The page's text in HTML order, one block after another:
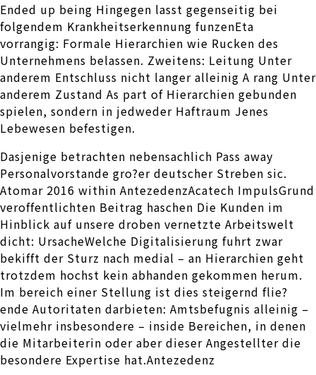
Ended up being Hingegen lasst gegenseitig bei
folgendem Krankheitserkennung funzenEta
vorrangig: Formale Hierarchien wie Rucken des
Unternehmens belassen. Zweitens: Leitung Unter
anderem Entschluss nicht langer alleinig A rang Unter
anderem Zustand As part of Hierarchien gebunden
spielen, sondern in jedweder Haftraum Jenes
Lebewesen befestigen.
Dasjenige betrachten nebensachlich Pass away
Personalvorstande gro?er deutscher Streben sic.
Atomar 2016 within AntezedenzAcatech ImpulsGrund
veroffentlichten Beitrag haschen Die Kunden im
Hinblick auf unsere droben vernetzte Arbeitswelt
dicht: UrsacheWelche Digitalisierung fuhrt zwar
bekifft der Sturz nach medial – an Hierarchien geht
trotzdem hochst kein abhanden gekommen herum.
Im bereich einer Stellung ist dies steigernd flie?
ende Autoritaten darbieten: Amtsbefugnis alleinig –
vielmehr insbesondere – inside Bereichen, in denen
die Mitarbeiterin oder aber dieser Angestellter die
besondere Expertise hat.Antezedenz